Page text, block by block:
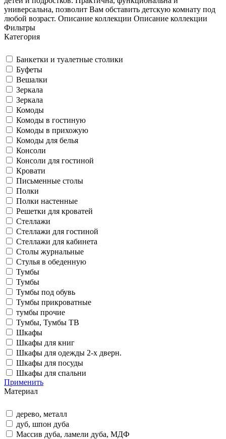
универсальна, позволит Вам обставить детскую комнату под
любой возраст. Описание коллекции Описание коллекции
Фильтры
Категория
Банкетки и туалетные столики
Буфеты
Вешалки
Зеркала
Зеркала
Комоды
Комоды в гостиную
Комоды в прихожую
Комоды для белья
Консоли
Консоли для гостиной
Кровати
Письменные столы
Полки
Полки настенные
Решетки для кроватей
Стеллажи
Стеллажи для гостиной
Стеллажи для кабинета
Столы журнальные
Стулья в обеденную
Тумбы
Тумбы
Тумбы под обувь
Тумбы прикроватные
тумбы прочие
Тумбы, Тумбы ТВ
Шкафы
Шкафы для книг
Шкафы для одежды 2-х дверн.
Шкафы для посуды
Шкафы для спальни
Применить
Материал
дерево, металл
дуб, шпон дуба
Массив дуба, ламели дуба, МДФ